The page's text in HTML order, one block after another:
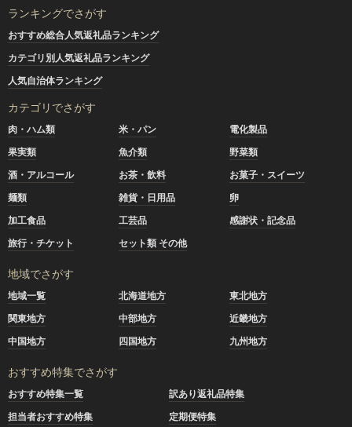
ランキングでさがす
おすすめ総合人気返礼品ランキング
カテゴリ別人気返礼品ランキング
人気自治体ランキング
カテゴリでさがす
肉・ハム類 米・パン
電化製品
果実類
魚介類
野菜類
酒・アルコール
お茶・飲料
お菓子・スイーツ
麺類
雑貨・日用品
卵
加工食品
工芸品
感謝状・記念品
旅行・チケット
セット類 その他
地域でさがす
地域一覧 北海道地方
東北地方
関東地方
中部地方
近畿地方
中国地方
四国地方 九州地方
おすすめ特集でさがす
おすすめ特集一覧
訳あり返礼品特集
担当者おすすめ特集
定期便特集